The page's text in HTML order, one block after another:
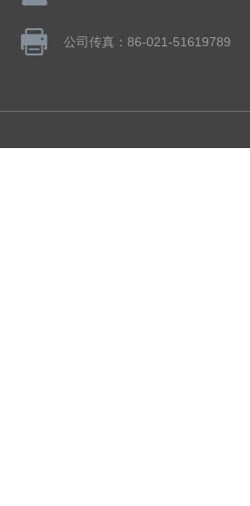
公司传真：86-021-51619789